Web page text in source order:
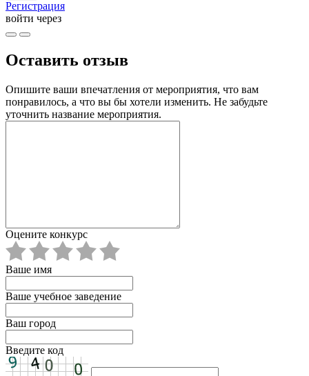
Регистрация
войти через
Оставить отзыв
Опишите ваши впечатления от мероприятия, что вам
понравилось, а что вы бы хотели изменить. Не забудьте
уточнить название мероприятия.
Оцените конкурс
Ваше имя
Ваше учебное заведение
Ваш город
Введите код